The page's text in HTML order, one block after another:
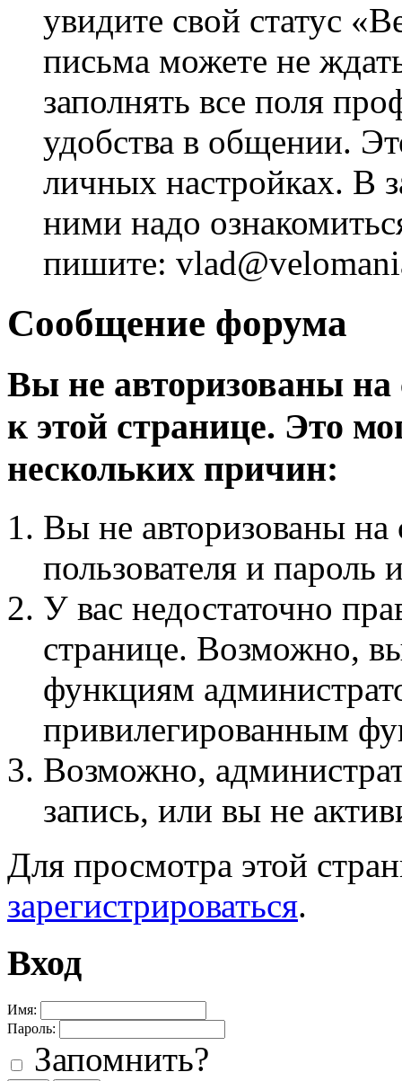
увидите свой статус
письма можете не
заполнять все поля
удобства в общении.
личных настройках. В
ними надо
пишите:
Сообщение форума
Вы не авторизованы на
к этой странице. Это
нескольких причин:
Вы не авторизованы на
пользователя и пароль
У вас недостаточно
странице. Возможно,
функциям
привилегированным
Возможно,
запись, или вы не
Для просмотра этой
зарегистрироваться.
Вход
Имя:
Пароль:
Запомнить?